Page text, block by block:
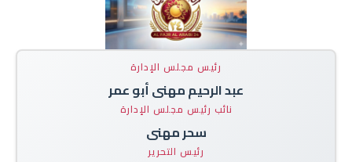
رئيس مجلس الإدارة
عبد الرحيم مهنى أبو عمر
نائب رئيس مجلس الإدارة
سحر مهنى
رئيس التحرير